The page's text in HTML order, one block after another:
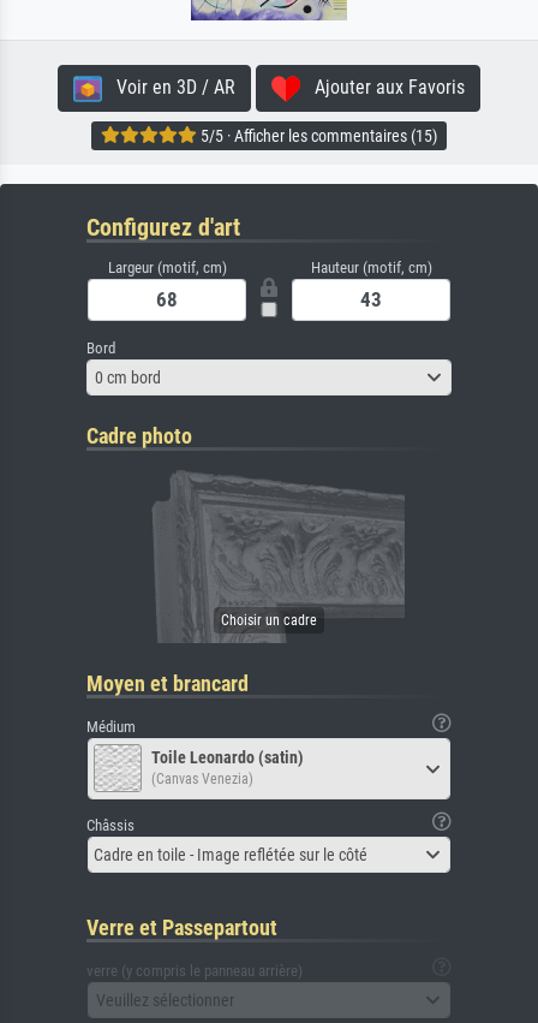
Voir en 3D / AR Ajouter aux Favoris
5/5 · Afficher les commentaires (15)
Configurez d'art
Largeur (motif, cm) Hauteur (motif, cm)
Bord
0 cm bord
Cadre photo
Moyen et brancard
Médium
Toile Leonardo (satin)
(Canvas Venezia)
Châssis
Cadre en toile - Image reflétée sur le côté
Verre et Passepartout
verre (y compris le panneau arrière)
Veuillez sélectionner